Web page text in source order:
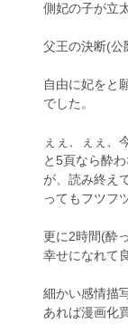
側妃の子が立
父王の決断(
自由に妃をと
でした。
ぇぇ、ぇぇ、
と5頁なら酔
が、読み終え
ってもフツ
更に2時間(酔
幸せになれて
細かい感情描
あれば漫画化